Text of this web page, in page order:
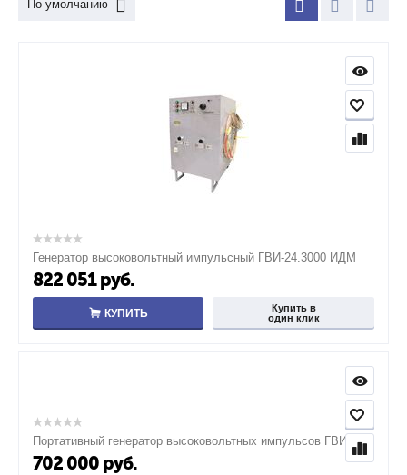
По умолчанию
Генератор высоковольтный импульсный ГВИ-24.3000 ИДМ
822 051 руб.
КУПИТЬ
Купить в
один клик
Портативный генератор высоковольтных импульсов ГВИ-36М
702 000 руб.